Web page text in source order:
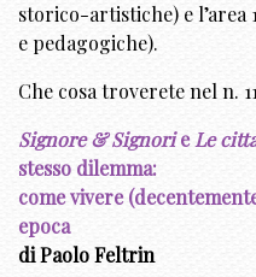
storico-artistiche) e l’area
e pedagogiche).
Che cosa troverete nel n.
Signore & Signorie Le
stesso dilemma:
come vivere
epoca
di Paolo Feltrin